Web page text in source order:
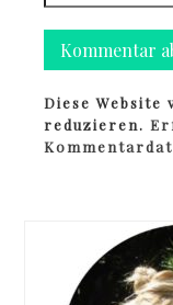
Diese Website
reduzieren.